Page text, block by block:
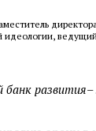
идеологии,